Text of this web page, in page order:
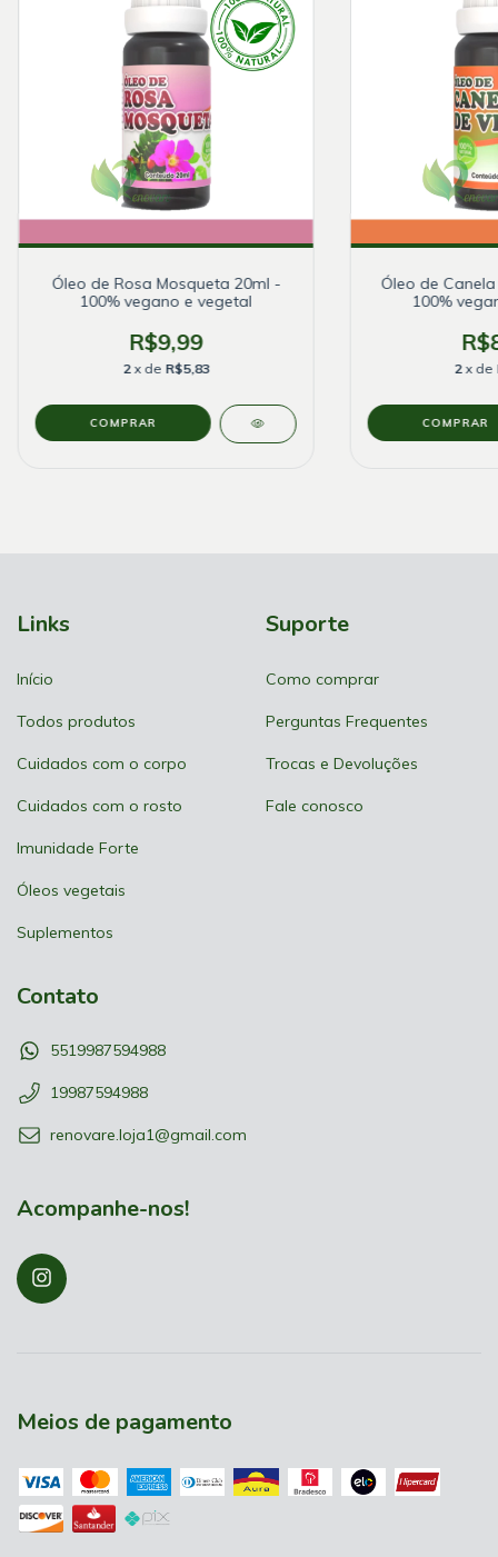
Óleo de Rosa Mosqueta 20ml -
100% vegano e vegetal
R$9,99
2 x de R$5,83
Óleo de
100%
2 x de
Links
Início
Todos produtos
Cuidados com o corpo
Cuidados com o rosto
Imunidade Forte
Óleos vegetais
Suplementos
Suporte
Como comprar
Perguntas Frequentes
Trocas e Devoluções
Fale conosco
Contato
5519987594988
19987594988
renovare.loja1@gmail.com
Acompanhe-nos!
Meios de pagamento